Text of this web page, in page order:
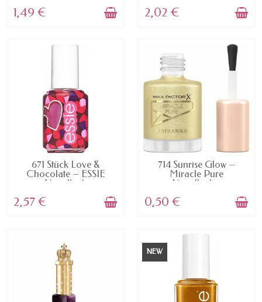
1,49 € 2,02 €
AVAILABLE
671 Stück Love &
Chocolate – ESSIE
Nagellack
2,57 €
AVAILABLE
714 Sunrise Glow –
Miracle Pure
Nagellack...
0,50 €
NEW